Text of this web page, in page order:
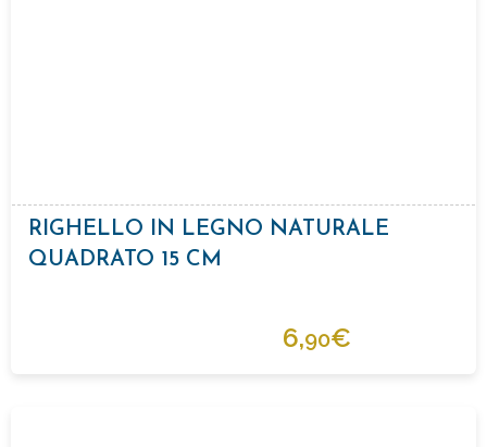
RIGHELLO IN LEGNO NATURALE
QUADRATO 15 CM
6,90€